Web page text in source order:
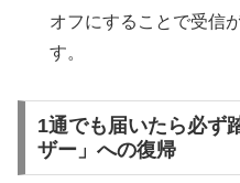
オフにすることで受信
す。
1通でも届いたら必ず
ザー」への復帰